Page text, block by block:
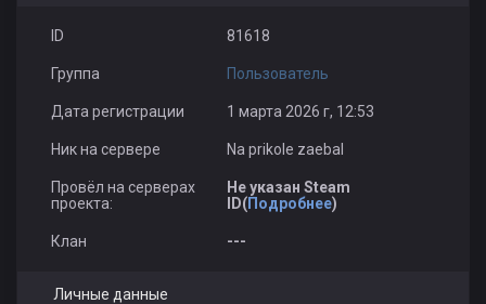
ID 81618
Группа Пользователь
Дата регистрации 1 марта 2026 г, 12:53
Ник на сервере Na prikole zaebal
Провёл на серверах
проекта:
Не указан Steam
ID(Подробнее)
Клан ---
Личные данные